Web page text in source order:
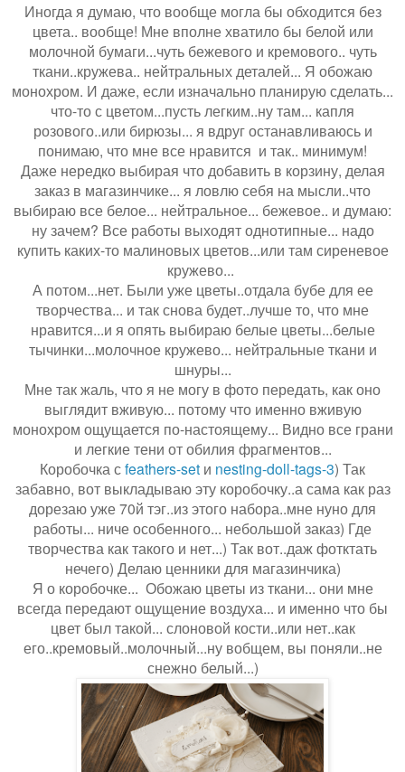
Иногда я думаю, что вообще могла бы обходится без
цвета.. вообще! Мне вполне хватило бы белой или
молочной бумаги...чуть бежевого и кремового.. чуть
ткани..кружева.. нейтральных деталей... Я обожаю
монохром. И даже, если изначально планирую сделать...
что-то с цветом...пусть легким..ну там... капля
розового..или бирюзы... я вдруг останавливаюсь и
понимаю, что мне все нравится и так.. минимум!
Даже нередко выбирая что добавить в корзину, делая
заказ в магазинчике... я ловлю себя на мысли..что
выбираю все белое... нейтральное... бежевое.. и думаю:
ну зачем? Все работы выходят однотипные... надо
купить каких-то малиновых цветов...или там сиреневое
кружево...
А потом...нет. Были уже цветы..отдала бубе для ее
творчества... и так снова будет..лучше то, что мне
нравится...и я опять выбираю белые цветы...белые
тычинки...молочное кружево... нейтральные ткани и
шнуры...
Мне так жаль, что я не могу в фото передать, как оно
выглядит вживую... потому что именно вживую
монохром ощущается по-настоящему... Видно все грани
и легкие тени от обилия фрагментов...
Коробочка сfeathers-set и nesting-doll-tags-3) Так
забавно, вот выкладываю эту коробочку..а сама как раз
дорезаю уже 70й тэг..из этого набора..мне нуно для
работы... ниче особенного... небольшой заказ) Где
творчества как такого и нет...) Так вот..даж фотктать
нечего) Делаю ценники для магазинчика)
Я о коробочке... Обожаю цветы из ткани... они мне
всегда передают ощущение воздуха... и именно что бы
цвет был такой... слоновой кости..или нет..как
его..кремовый..молочный...ну вобщем, вы поняли..не
снежно белый...)